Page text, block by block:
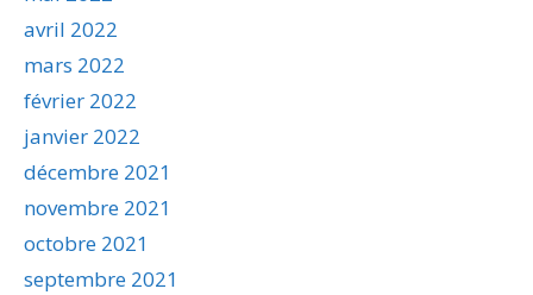
avril 2022
mars 2022
février 2022
janvier 2022
décembre 2021
novembre 2021
octobre 2021
septembre 2021